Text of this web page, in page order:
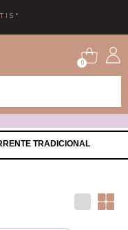
0
TRADICIONAL